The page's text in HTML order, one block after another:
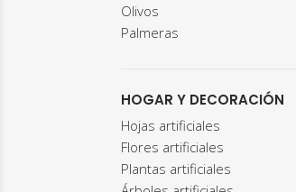
Olivos
Palmeras
HOGAR Y DECORACIÓN
Hojas artificiales
Flores artificiales
Plantas artificiales